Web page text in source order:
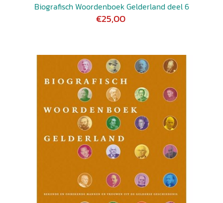
Biografisch Woordenboek Gelderland deel 6
€25,00